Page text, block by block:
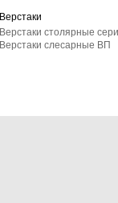
Верстаки
Верстаки столярные
Верстаки слесарные ВП